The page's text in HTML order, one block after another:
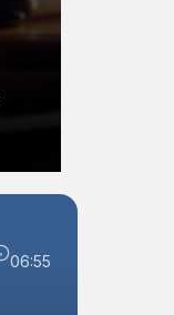
06:55